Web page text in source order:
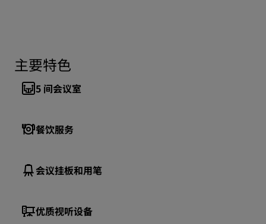
主要特色
5 间会议室
餐饮服务
会议挂板和用笔
优质视听设备